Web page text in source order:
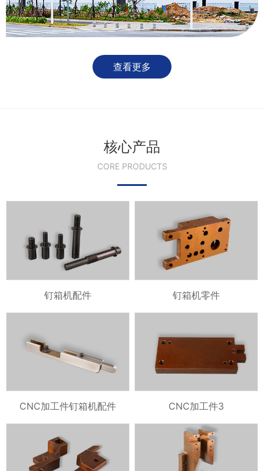
查看更多
核心产品
CORE PRODUCTS
钉箱机配件 钉箱机零件
CNC加工件钉箱机配件 CNC加工件3